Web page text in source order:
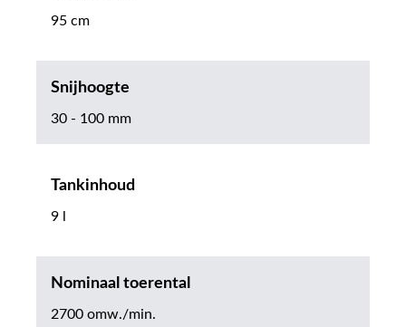
95 cm
Snijhoogte
30 - 100 mm
Tankinhoud
9 l
Nominaal toerental
2700 omw./min.